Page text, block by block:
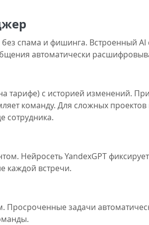
спама и фишинга. Встроенный
автоматически
тарифе) с историей изменений.
команду. Для сложных
сотрудника.
Нейросеть YandexGPT
каждой встречи.
Просроченные задачи